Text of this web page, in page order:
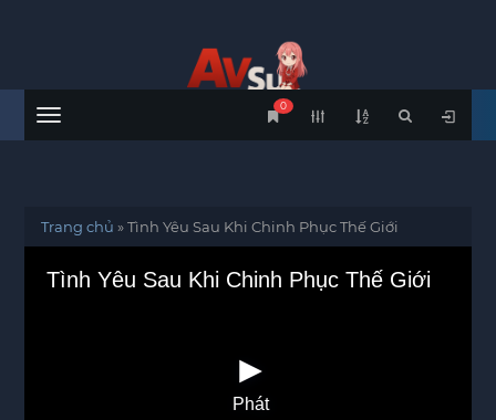
Menu
0
Trang chủ »Tình Yêu Sau Khi Chinh Phục Thế Giới
Tình Yêu Sau Khi Chinh Phục Thế Giới
Phát